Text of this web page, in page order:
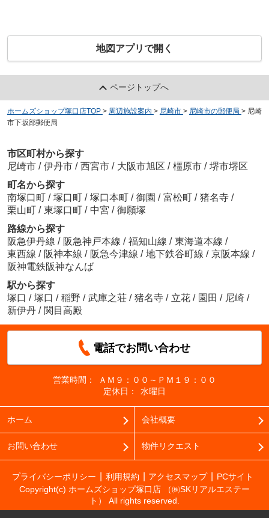
地図アプリで開く
ページトップへ
ホームズショップ塚口店TOP > 周辺施設案内 > 尼崎市 > 尼崎市の郵便局 > 尼崎
市下坂部郵便局
市区町村から探す
尼崎市 / 伊丹市 / 西宮市 / 大阪市旭区 / 橿原市 / 堺市堺区
町名から探す
南塚口町 / 塚口町 / 塚口本町 / 御園 / 富松町 / 猪名寺 /
栗山町 / 東塚口町 / 中宮 / 御願塚
路線から探す
阪急伊丹線 / 阪急神戸本線 / 福知山線 / 東海道本線 /
東西線 / 阪神本線 / 阪急今津線 / 地下鉄谷町線 / 京阪本線 /
阪神電鉄阪神なんば
駅から探す
塚口 / 塚口 / 稲野 / 武庫之荘 / 猪名寺 / 立花 / 園田 / 尼崎 /
新伊丹 / 関目高殿
電話でお問い合わせ
営業時間：
ＡＭ９：００～ＰＭ１９：００
定休日：
水曜日
ホーム 会社概要
お問い合わせ 物件リクエスト
プライバシーポリシー 利用規約 アクセスマップ
PCサイト
Copyright(c) ホームズショップ塚口店 （㈱SKリアルエステー
ト） All rights reserved.